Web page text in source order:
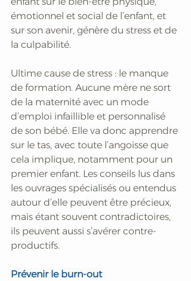
émotionnel et social de l’enfant, et
sur son avenir, génère du stress et de
la culpabilité.
Ultime cause de stress : le manque
de formation. Aucune mère ne sort
de la maternité avec un mode
d’emploi infaillible et personnalisé
de son bébé. Elle va donc apprendre
sur le tas, avec toute l’angoisse que
cela implique, notamment pour un
premier enfant. Les conseils lus dans
les ouvrages spécialisés ou entendus
autour d’elle peuvent être précieux,
mais étant souvent contradictoires,
ils peuvent aussi s’avérer contre-
productifs.
Prévenir le burn-out